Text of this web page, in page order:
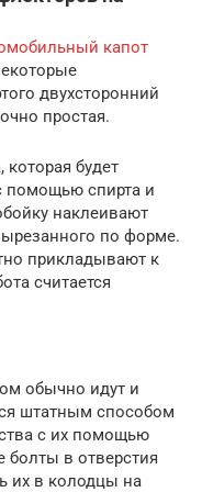
капот
двухсторонний
простая.
будет
помощью спирта и
наклеивают
по форме.
прикладывают к
считается
обычно идут и
штатным способом
с их помощью
болты в отверстия
их в колодцы на